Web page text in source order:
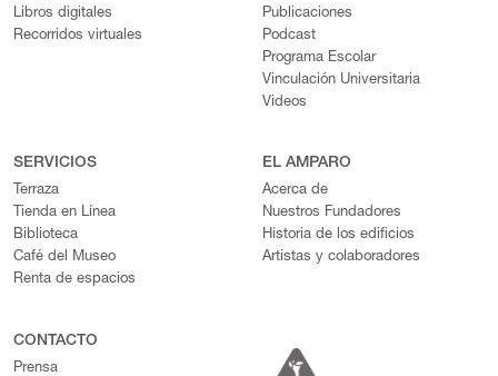
Libros digitales
Recorridos virtuales
Publicaciones
Podcast
Programa Escolar
Vinculación Universitaria
Videos
SERVICIOS
Terraza
Tienda en Línea
Biblioteca
Café del Museo
Renta de espacios
EL AMPARO
Acerca de
Nuestros Fundadores
Historia de los edificios
Artistas y colaboradores
CONTACTO
Prensa